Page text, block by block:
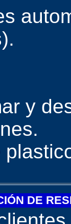
y
DE